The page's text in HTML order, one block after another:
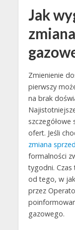
Jak
Zmienienie
pierwszy
na brak
szczegółowe
ofert. Jeśli
zmiana
formalności
tygodni. Czas
od tego, w
przez
gazowego.